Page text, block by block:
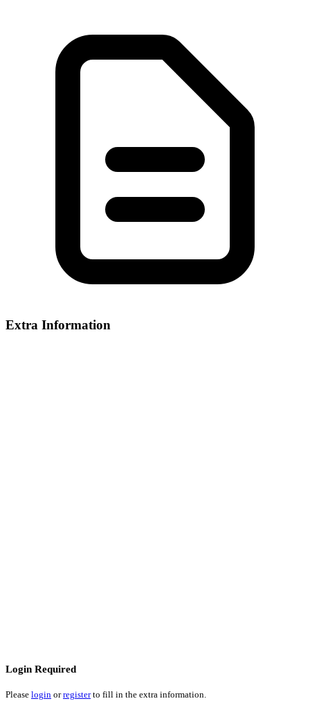
Extra Information
Login Required
Please login orregisterto fill in the extra information.